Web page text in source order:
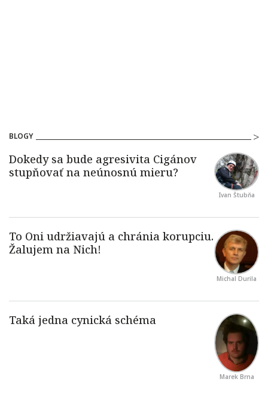
BLOGY
Ivan Štubňa
Michal Durila
Marek Brna